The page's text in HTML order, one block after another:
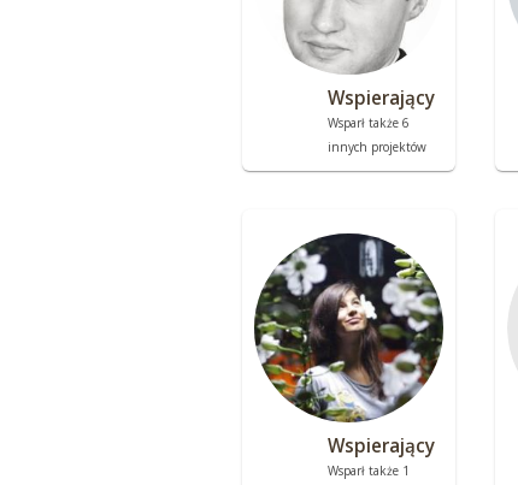
Wspierający
Wsparł także 6
innych projektów
Wspierający
Wsparł także 1